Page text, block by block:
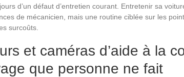
d’un défaut d’entretien courant. Entretenir sa
de mécanicien, mais une routine ciblée sur les
surcoûts.
et caméras d’aide à la
que personne ne fait